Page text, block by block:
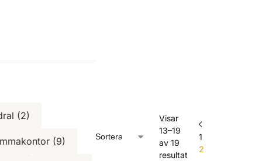
(2)
(9)
Visar
13–19
av 19
resultat
1
2